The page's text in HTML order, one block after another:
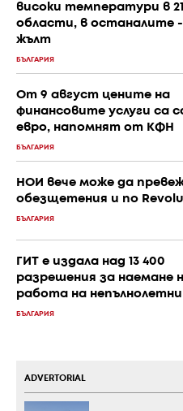
високи температури в 21
области, в останалите -
жълт
БЪЛГАРИЯ
От 9 август цените на
финансовите услуги са
евро, напомнят от КФН
БЪЛГАРИЯ
НОИ вече може да
обезщетения и по
БЪЛГАРИЯ
ГИТ е издала над 13 400
разрешения за наемане
работа на непълнолетни
БЪЛГАРИЯ
ADVERTORIAL